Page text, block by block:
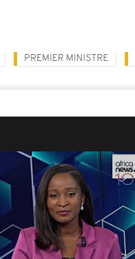
PREMIER MINISTRE